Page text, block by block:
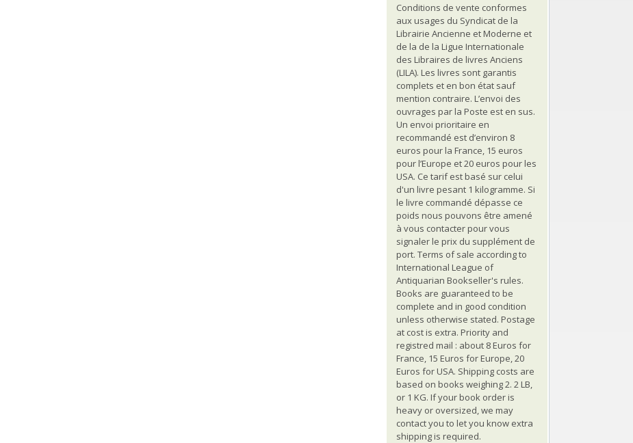
Conditions de vente conformes
aux usages du Syndicat de la
Librairie Ancienne et Moderne et
de la de la Ligue Internationale
des Libraires de livres Anciens
(LILA). Les livres sont garantis
complets et en bon état sauf
mention contraire. L’envoi des
ouvrages par la Poste est en sus.
Un envoi prioritaire en
recommandé est d’environ 8
euros pour la France, 15 euros
pour l’Europe et 20 euros pour les
USA. Ce tarif est basé sur celui
d'un livre pesant 1 kilogramme. Si
le livre commandé dépasse ce
poids nous pouvons être amené
à vous contacter pour vous
signaler le prix du supplément de
port. Terms of sale according to
International League of
Antiquarian Bookseller's rules.
Books are guaranteed to be
complete and in good condition
unless otherwise stated. Postage
at cost is extra. Priority and
registred mail : about 8 Euros for
France, 15 Euros for Europe, 20
Euros for USA. Shipping costs are
based on books weighing 2. 2 LB,
or 1 KG. If your book order is
heavy or oversized, we may
contact you to let you know extra
shipping is required.